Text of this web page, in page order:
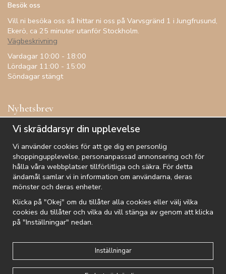
Besök oss
Vill ni besöka oss så hittar ni oss på Varvsgränd 1 i Jungfrusund,
Ekerö, ca 25 minuter utanför Stockholm.
Vägbeskrivning
Vardagar 10:00 - 18:00
Lördagar 11:00 - 15:00
Söndagar stängt
Nyhetsbrev
Få inspiration, förtur till kampanjer, specialerbjudanden och
De uppgifter du matar in kommer endast användas till våra nyhetsbrev.
Logga in
Om cookies Integritetspolicy
Vi skräddarsyr din upplevelse
Vi använder cookies för att ge dig en personlig
shoppingupplevelse, personanpassad annonsering och för
hålla våra webbplatser tillförlitliga och säkra. För detta
ändamål samlar vi in information om användarna, deras
mönster och deras enheter.
Klicka på "Okej" om du tillåter alla cookies eller välj vilka
cookies du tillåter och vilka du vill stänga av genom att klicka
på "Inställningar" nedan.
Inställningar